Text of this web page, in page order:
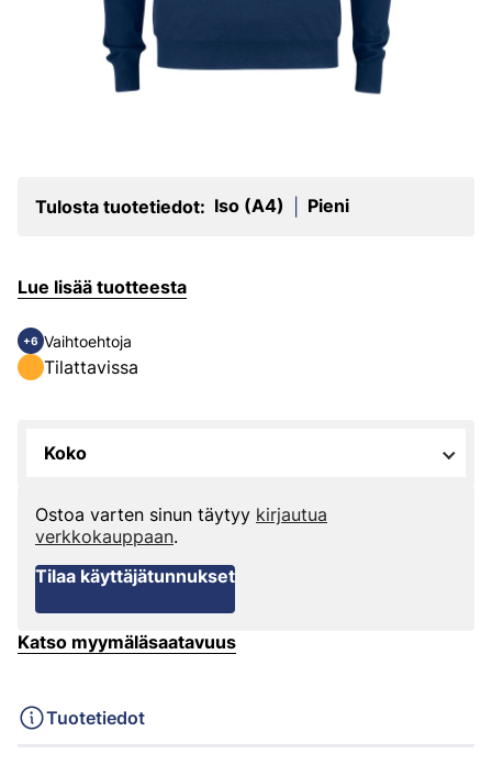
Tulosta tuotetiedot: Iso (A4) Pieni
Lue lisää tuotteesta
+6 Vaihtoehtoja
Tilattavissa
Koko
Ostoa varten sinun täytyy kirjautua
verkkokauppaan.
Tilaa käyttäjätunnukset
Katso myymäläsaatavuus
Tuotetiedot